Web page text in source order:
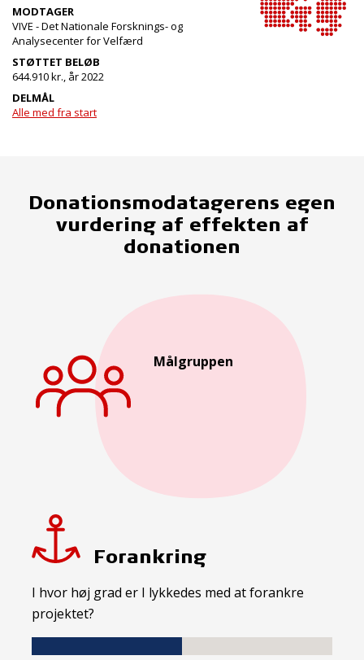
MODTAGER
VIVE - Det Nationale Forsknings- og
Analysecenter for Velfærd
STØTTET BELØB
644.910 kr., år 2022
DELMÅL
Alle med fra start
Donationsmodatagerens egen
vurdering af effekten af
donationen
Målgruppen
Forankring
I hvor høj grad er I lykkedes med at forankre
projektet?